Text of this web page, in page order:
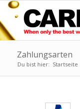
Zahlungsarten
Du bist hier: Startseite